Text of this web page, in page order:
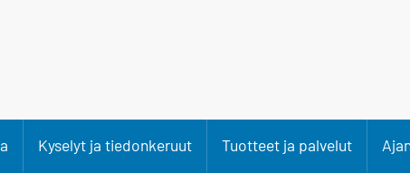
Kyselyt ja tiedonkeruut Tuotteet ja palvelut